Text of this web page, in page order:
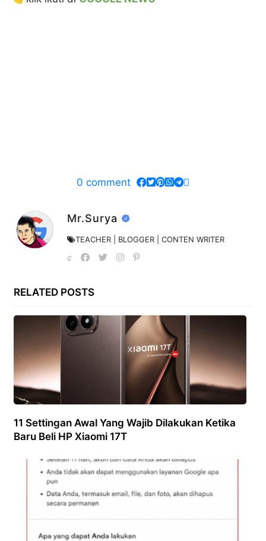
0 comment
Mr.Surya
TEACHER | BLOGGER | CONTEN WRITER
RELATED POSTS
11 Settingan Awal Yang Wajib Dilakukan Ketika
Baru Beli HP Xiaomi 17T